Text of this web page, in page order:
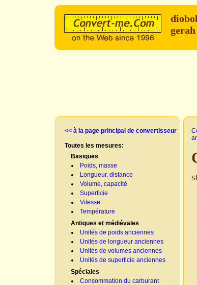
gerah
<< à la page principal de convertisseur
Toutes les mesures:
Basiques
Poids, masse
Longueur, distance
Volume, capacité
Superficie
Vitesse
Température
Antiques et médiévales
Unités de poids anciennes
Unités de longueur anciennes
Unités de volumes anciennes
Unités de superficie anciennes
Spéciales
Consommation du carburant